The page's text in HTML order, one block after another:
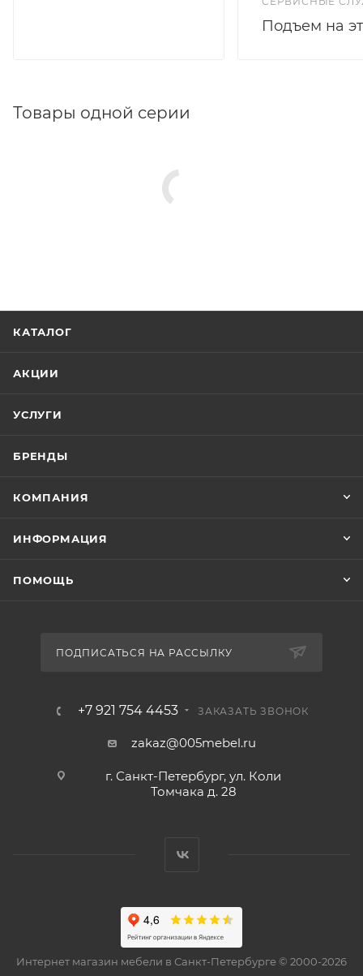
Подъем на
Товары одной серии
КАТАЛОГ
АКЦИИ
УСЛУГИ
БРЕНДЫ
КОМПАНИЯ
ИНФОРМАЦИЯ
ПОМОЩЬ
ПОДПИСАТЬСЯ НА РАССЫЛКУ
+7 921 754 4453 ЗАКАЗАТЬ ЗВОНОК
zakaz@005mebel.ru
г. Санкт-Петербург, ул. Коли
Томчака д. 28
Интернет магазин мебели в Санкт-Петербурге © 2000-2026